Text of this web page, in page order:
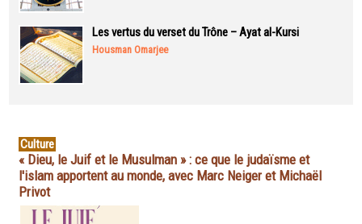
Les vertus du verset du Trône – Ayat al-Kursi
Housman Omarjee
Culture
« Dieu, le Juif et le Musulman » : ce que le judaïsme et
l'islam apportent au monde, avec Marc Neiger et Michaël
Privot